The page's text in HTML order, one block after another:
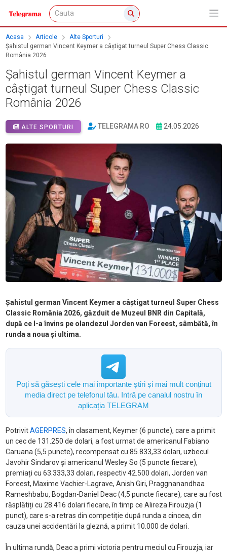
Acasa Articole
Alte Sporturi
Șahistul german Vincent Keymer a câștigat turneul Super Chess Classic
România 2026
Șahistul german Vincent Keymer a
câștigat turneul Super Chess Classic
România 2026
ALTE SPORTURI TELEGRAMA RO 24.05.2026
Șahistul german Vincent Keymer a câștigat turneul Super Chess
Classic România 2026, găzduit de Muzeul BNR din Capitală,
după ce l-a învins pe olandezul Jorden van Foreest, sâmbătă, în
runda a noua și ultima.
Poți să găsești cele mai importante știri și mai mult conținut
media direct pe telefonul tău. Intră pe canalul nostru în
aplicația TELEGRAM
PotrivitAGERPRES, în clasament, Keymer (6 puncte), care a primit
un cec de 131.250 de dolari, a fost urmat de americanul Fabiano
Caruana (5,5 puncte), recompensat cu 85.833,33 dolari, uzbecul
Javohir Sindarov și americanul Wesley So (5 puncte fiecare),
premiați cu 63.333,33 dolari, respectiv 42.500 dolari, Jorden van
Foreest, Maxime Vachier-Lagrave, Anish Giri, Praggnanandhaa
Rameshbabu, Bogdan-Daniel Deac (4,5 puncte fiecare), care au fost
răsplătiți cu 28.416 dolari fiecare, în timp ce Alireza Firouzja (1
punct), care s-a retras din competiție după runda a cincea, din
cauza unei accidentări la gleznă, a primit 10.000 de dolari.
În ultima rundă, Deac a primi victoria pentru meciul cu Firouzja, iar